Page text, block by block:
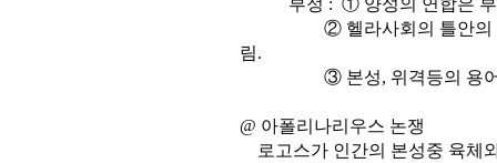
② 헬라사회의 틀안의 사변
림.
③ 본성, 위격등의 용어의
@ 아폴리나리우스 논쟁
로고스가 인간의 본성중 육체